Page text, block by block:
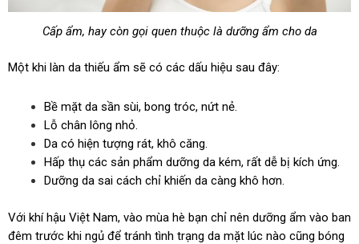
Cấp ẩm, hay còn gọi quen thuộc là dưỡng ẩm cho da
Một khi làn da thiếu ẩm sẽ có các dấu hiệu sau đây:
Bề mặt da sần sùi, bong tróc, nứt nẻ.
Lỗ chân lông nhỏ.
Da có hiện tượng rát, khô căng.
Hấp thụ các sản phẩm dưỡng da kém, rất dễ bị kích ứng.
Dưỡng da sai cách chỉ khiến da càng khô hơn.
Với khí hậu Việt Nam, vào mùa hè bạn chỉ nên dưỡng ẩm vào ban
đêm trước khi ngủ để tránh tình trạng da mặt lúc nào cũng bóng